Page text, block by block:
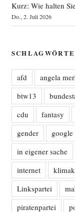
Kurz: Wie halten
Do., 2. Juli 2026
afd angela
btw13
cdu
fantasy
gender
google
in eigener sache
internet
Linkspartei
piratenpartei